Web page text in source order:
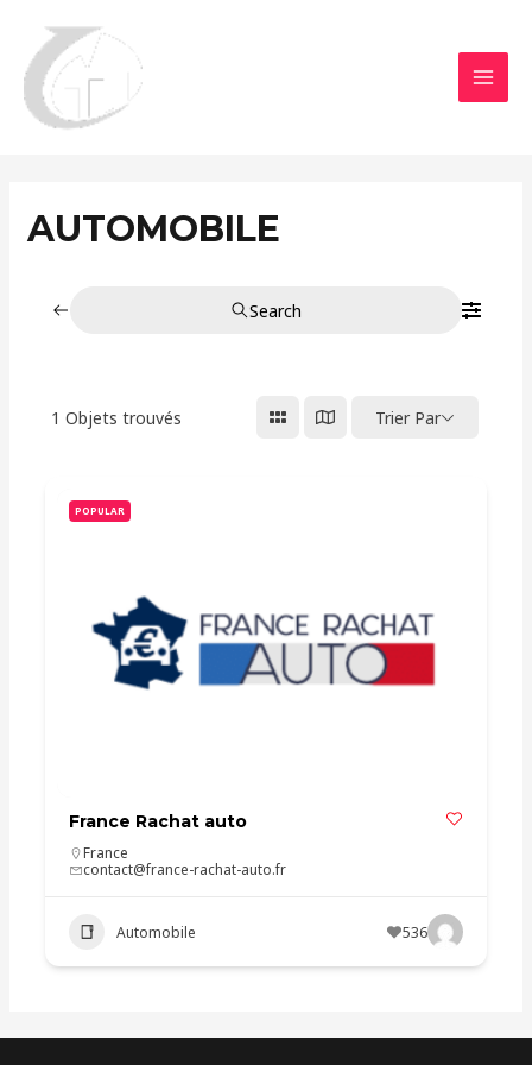
contenu
AUTOMOBILE
Search
1 Objets trouvés Trier Par
POPULAR
France Rachat auto
France
contact@france-rachat-auto.fr
Automobile 536